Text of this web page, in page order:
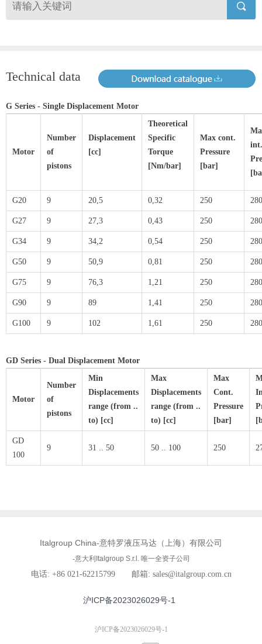
Technical data
G Series - Single Displacement Motor
Motor
Number
of
pistons
Displacement
[cc]
Theoretical
Specific
Torque
[Nm/bar]
Max cont.
Pressure
[bar]
int.
G20 9 20,5 0,32 250 280
G27 9 27,3 0,43 250 280
G34 9 34,2 0,54 250 280
G50 9 50,9 0,81 250 280
G75 9 76,3 1,21 250 280
G90 9 89 1,41 250 280
G100 9 102 1,61 250 280
GD Series - Dual Displacement Motor
Motor
Number
of
pistons
Min
Displacements
range (from ..
to) [cc]
Max
Displacements
range (from ..
to) [cc]
Max
Cont.
Pressure
[bar]
GD
100
9 31 .. 50 50 .. 100 250
끠
Italgroup China-意特罗液压马达（上海）有限公司
-意大利 Italgroup S.r.l. 唯一全资子公司
电话: +86 021-62215799 邮箱: sales@italgroup.com.cn
沪ICP备2023026029号-1
沪ICP备2023026029号-1